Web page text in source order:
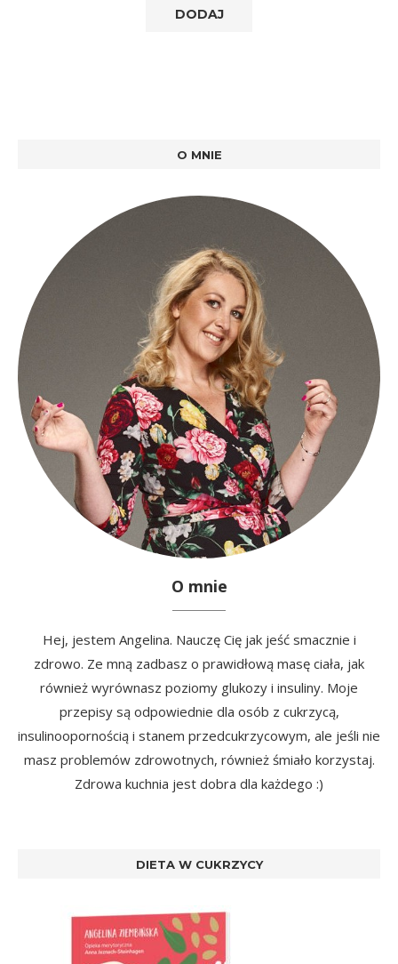
O MNIE
O mnie
Hej, jestem Angelina. Nauczę Cię jak jeść smacznie i
zdrowo. Ze mną zadbasz o prawidłową masę ciała, jak
również wyrównasz poziomy glukozy i insuliny. Moje
przepisy są odpowiednie dla osób z cukrzycą,
insulinoopornością i stanem przedcukrzycowym, ale jeśli nie
masz problemów zdrowotnych, również śmiało korzystaj.
Zdrowa kuchnia jest dobra dla każdego :)
DIETA W CUKRZYCY